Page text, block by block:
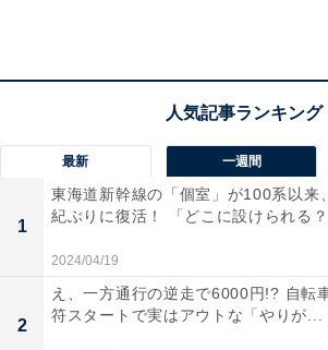
2位は県内外へのアクセスが良い
町」
県の南に位置する「上北郡おいらせ町
人口が多い町。青い森鉄道の駅が2駅
用すれば三沢空港・JR八戸（はちの
リーターミナルまで各30分以内でア
最新 一週間
1
東海道新幹線の「個室」が100系以来
紀ぶりに復活！ 「どこに設けられる？
2024/04/19
2
え、一方通行の逆走で6000円!? 自転
符スタートで実はアウトな「やりが...